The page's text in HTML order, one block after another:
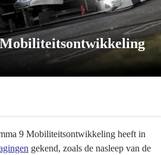
9 Mobiliteitsontwikkeling heeft in
gekend, zoals de nasleep van de